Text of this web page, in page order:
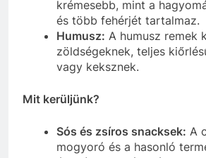
krémesebb, mint a
és több fehérjét tartalmaz.
Humusz: A humusz remek
zöldségeknek, teljes
vagy keksznek.
Mit kerüljünk?
Sós és zsíros snacksek: A
mogyoró és a hasonló